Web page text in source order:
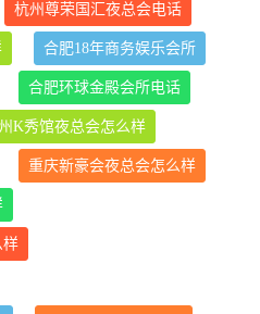
杭州尊荣国汇夜总会电话
合肥18年商务娱乐会所
合肥环球金殿会所电话
K秀馆夜总会怎么样
重庆新豪会夜总会怎么样
样